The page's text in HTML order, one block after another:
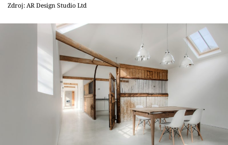
Přihlášení
Sledujte nás
Zdroj: AR Design Studio Ltd